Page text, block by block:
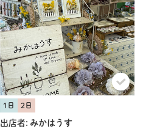
1日 2日
出店者: みかはうす